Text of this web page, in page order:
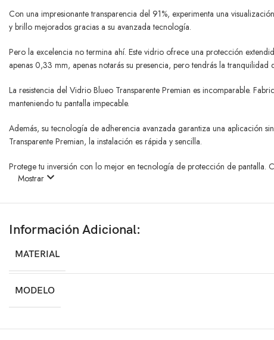
Con una impresionante transparencia del 91%, experimenta una
y brillo mejorados gracias a su avanzada tecnología.
Pero la excelencia no termina ahí. Este vidrio ofrece una protección
apenas 0,33 mm, apenas notarás su presencia, pero tendrás la
La resistencia del Vidrio Blueo Transparente Premian es incomparable.
manteniendo tu pantalla impecable.
Además, su tecnología de adherencia avanzada garantiza una aplicación
Transparente Premian, la instalación es rápida y sencilla.
Protege tu inversión con lo mejor en tecnología de protección de pantalla.
Mostrar
Información Adicional:
MATERIAL
MODELO